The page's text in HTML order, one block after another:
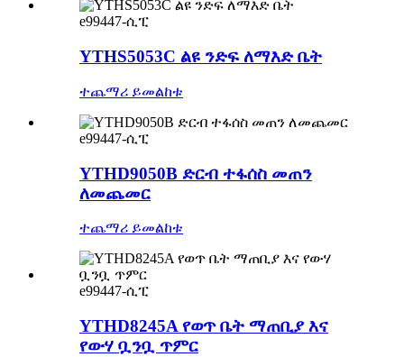
e99447-ሲፒ
YTHS5053C ልዩ ንድፍ ለማእድ ቤት
ተጨማሪ ይመልከቱ
e99447-ሲፒ
YTHD9050B ድርብ ተፋሰስ መጠን
ለመጨመር
ተጨማሪ ይመልከቱ
e99447-ሲፒ
YTHD8245A የወጥ ቤት ማጠቢያ እና
የውሃ ቧንቧ ጥምር